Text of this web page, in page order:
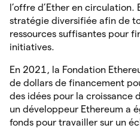
l’offre d’Ether en circulation.
stratégie diversifiée afin de
ressources suffisantes pour
initiatives.
En 2021, la Fondation
de dollars de financement
des idées pour la croissance
un développeur Ethereum a
fonds pour travailler sur un